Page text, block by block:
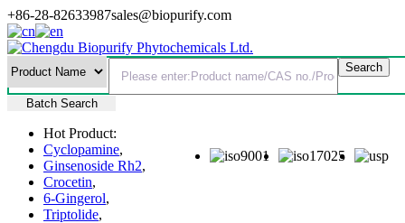
+86-28-82633987sales@biopurify.com
Batch Search
Hot Product:
Cyclopamine,
Ginsenoside Rh2,
Crocetin,
6-Gingerol,
Triptolide,